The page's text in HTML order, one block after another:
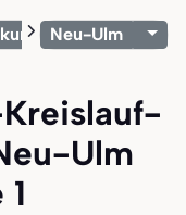
Neu-Ulm
Ulm